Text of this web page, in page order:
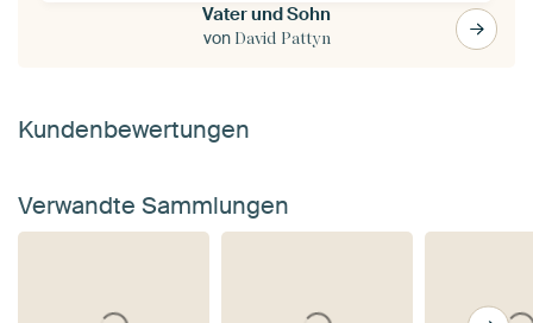
Vater und Sohn
von David Pattyn
Kundenbewertungen
Verwandte Sammlungen